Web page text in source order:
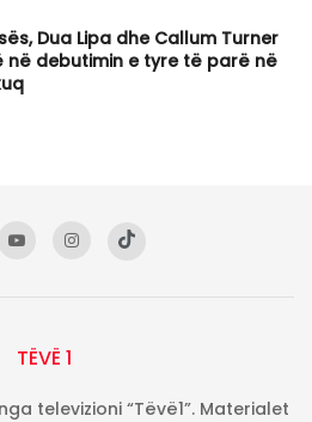
Dua Lipa dhe Callum Turner
në debutimin e tyre të parë në
TËVË 1
televizioni “Tëvë1”. Materialet